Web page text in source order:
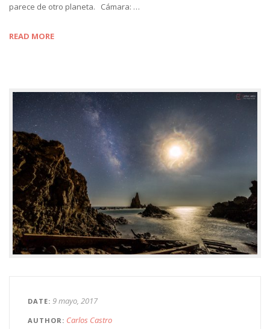
parece de otro planeta. Cámara: …
READ MORE
DATE 9 mayo, 2017
AUTHOR Carlos Castro